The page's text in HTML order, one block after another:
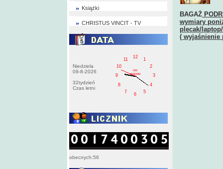
Książki
CHRISTUS VINCIT - TV
Niedziela
09-8-2026
32tydzień
Czas letni
1
2
3
4
5
6
7
8
9
10
11
12
AM
niedziela
obecnych:56
BAGAŻ
wymiary
plecak/
(